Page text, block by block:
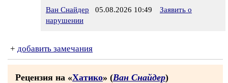
Ван Снайдер 05.08.2026 10:49
Заявить о
нарушении
+ добавить замечания
Рецензия на «Хатико» (Ван Снайдер)